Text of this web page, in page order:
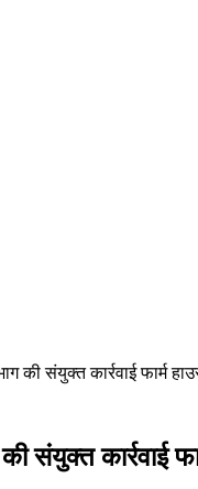
की संयुक्त कार्रवाई फार्म
संयुक्त कार्रवाई